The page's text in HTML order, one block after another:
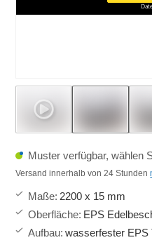
Muster verfügbar, wählen
Versand innerhalb von 24 Stunden
Maße: 2200 x 15 mm
Oberfläche: EPS
Aufbau: wasserfester EPS